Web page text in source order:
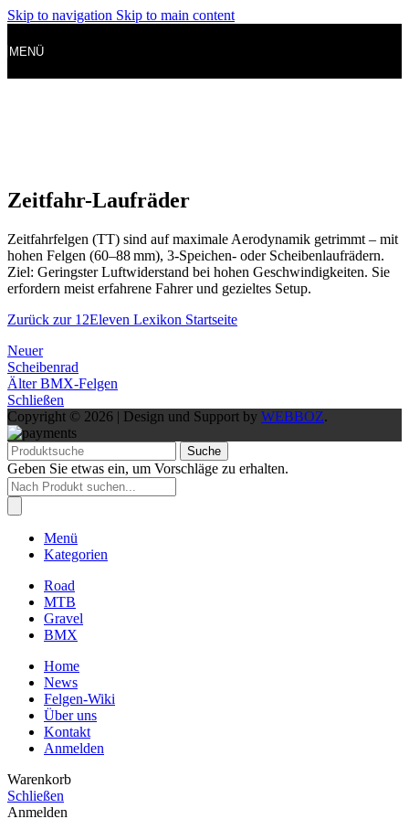
Skip to navigation Skip to main content
MENÜ
Zeitfahr-Laufräder
Zeitfahrfelgen (TT) sind auf maximale Aerodynamik getrimmt – mit
hohen Felgen (60–88 mm), 3-Speichen- oder Scheibenlaufrädern.
Ziel: Geringster Luftwiderstand bei hohen Geschwindigkeiten. Sie
erfordern meist erfahrene Fahrer und gezieltes Setup.
Zurück zur 12Eleven Lexikon Startseite
Neuer
Scheibenrad
Älter BMX-Felgen
Schließen
Copyright © 2026 | Design und Support by WEBBOZ.
Suche
Geben Sie etwas ein, um Vorschläge zu erhalten.
Products
search
Menü
Kategorien
Road
MTB
Gravel
BMX
Home
News
Felgen-Wiki
Über uns
Kontakt
Anmelden
Warenkorb
Schließen
Anmelden